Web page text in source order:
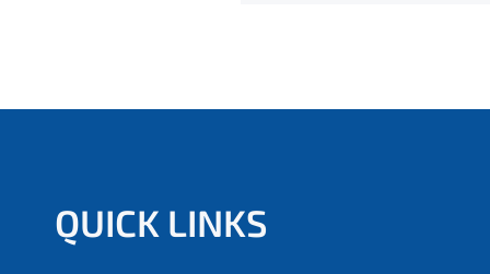
QUICK LINKS